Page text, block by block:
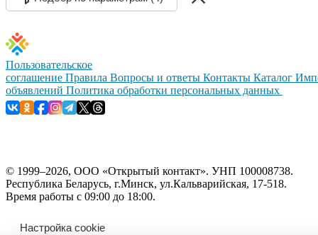
Пользовательское
соглашение Правила Вопросы и ответы Контакты Каталог
объявлений Политика обработки персональных данных
© 1999–2026, ООО «Открытый контакт». УНП 100008738.
Республика Беларусь, г.Минск, ул.Кальварийская, 17-518.
Время работы с 09:00 до 18:00.
Настройка cookie